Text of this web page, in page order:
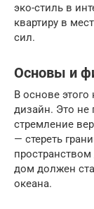
эко-стиль в
квартиру в
сил.
Основы и
В основе
дизайн. Это не
стремление
— стереть
дом должен
океана.